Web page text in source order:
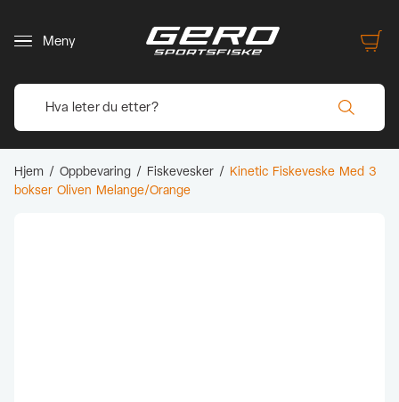
Meny
Hjem / Oppbevaring / Fiskevesker / Kinetic Fiskeveske Med 3
bokser Oliven Melange/Orange